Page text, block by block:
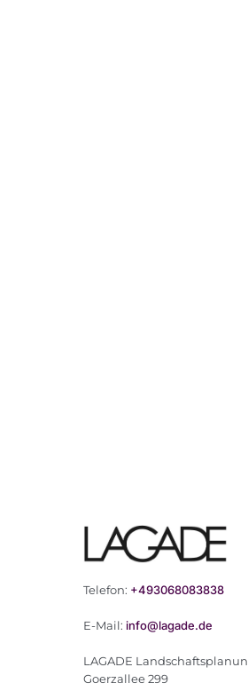
Telefon: +493068083838
E-Mail: info@lagade.de
LAGADE
Goerzallee 299